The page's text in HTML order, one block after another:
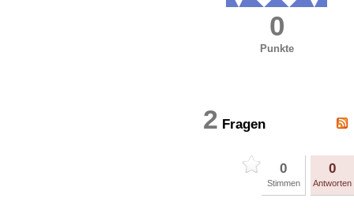
0
Punkte
2 Fragen
0
Stimmen
0
Antworten